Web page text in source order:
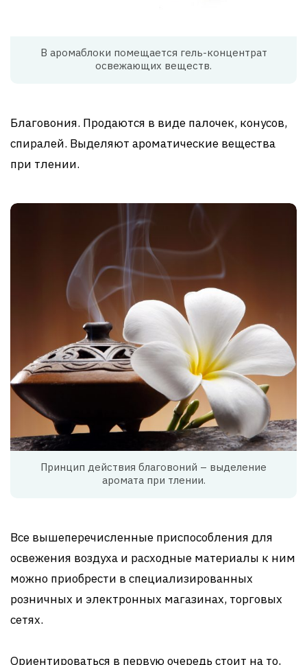
В аромаблоки помещается гель-концентрат
освежающих веществ.
Благовония. Продаются в виде палочек, конусов,
спиралей. Выделяют ароматические вещества
при тлении.
Принцип действия благовоний – выделение
аромата при тлении.
Все вышеперечисленные приспособления для
освежения воздуха и расходные материалы к ним
можно приобрести в специализированных
розничных и электронных магазинах, торговых
сетях.
Ориентироваться в первую очередь стоит на то,